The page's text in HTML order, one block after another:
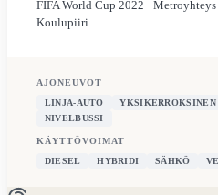
FIFA World Cup 2022 ·
Koulupiiri
AJONEUVOT
LINJA-AUTO YKSIKERROKSINEN
NIVELBUSSI
KÄYTTÖVOIMAT
DIESEL HYBRIDI SÄHKÖ